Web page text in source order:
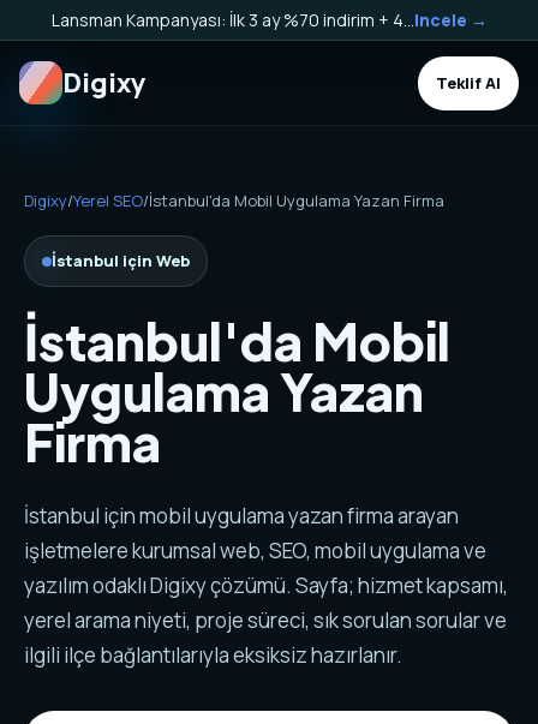
Incele →
Digixy Teklif Al
Digixy/Yerel SEO/İstanbul'da Mobil Uygulama Yazan Firma
İstanbul için Web
İstanbul'da Mobil
Uygulama Yazan
Firma
İstanbul için mobil uygulama yazan firma arayan
işletmelere kurumsal web, SEO, mobil uygulama ve
yazılım odaklı Digixy çözümü. Sayfa; hizmet kapsamı,
yerel arama niyeti, proje süreci, sık sorulan sorular ve
ilgili ilçe bağlantılarıyla eksiksiz hazırlanır.